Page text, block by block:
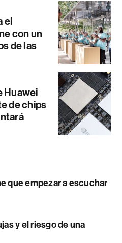
el
con un
de las
Huawei
de chips
que empezar a escuchar
y el riesgo de una